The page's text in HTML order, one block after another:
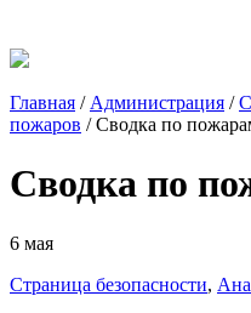
Главная / Администрация /
пожаров /Сводка по
Сводка по
6 мая
Страница безопасности,